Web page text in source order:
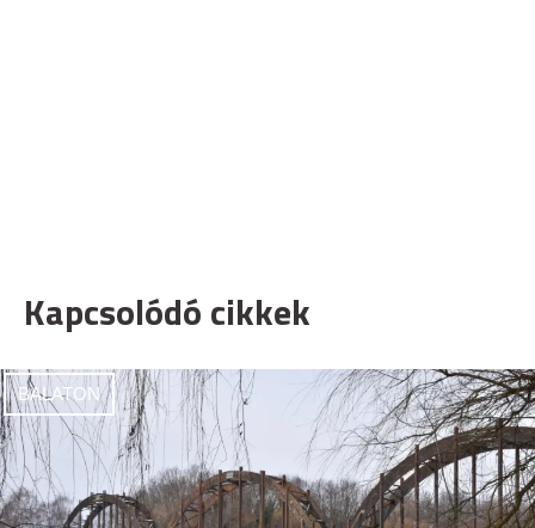
Kapcsolódó cikkek
BALATON